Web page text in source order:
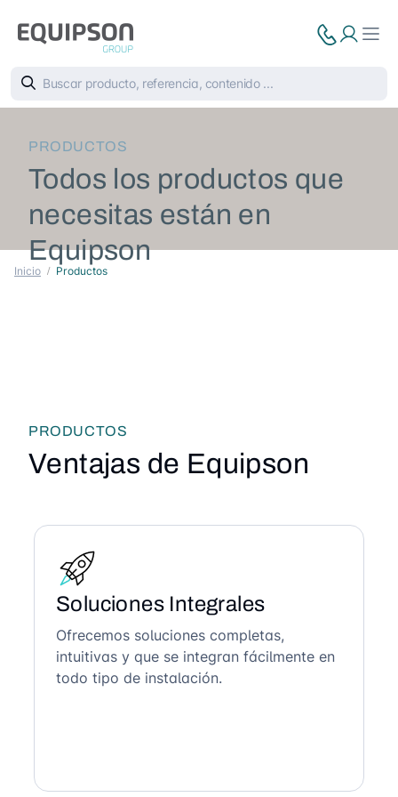
PRODUCTOS
Todos los productos que
necesitas están en
Equipson
Inicio Productos
PRODUCTOS
Ventajas de Equipson
Soluciones Integrales
Ofrecemos soluciones completas,
intuitivas y que se integran fácilmente en
todo tipo de instalación.